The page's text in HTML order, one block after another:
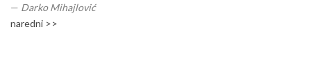
— Darko Mihajlović
naredni >>